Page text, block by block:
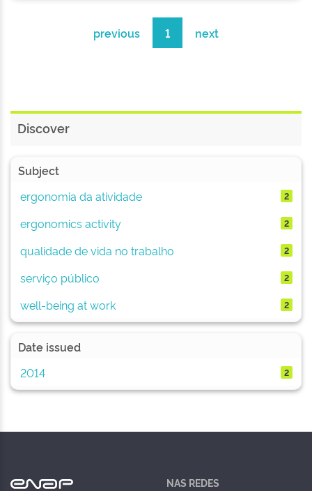
previous 1 next
Discover
Subject
ergonomia da atividade
2
ergonomics activity 2
qualidade de vida no trabalho 2
serviço público 2
well-being at work 2
Date issued
2014
2
NAS REDES